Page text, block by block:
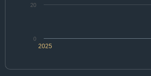
2025
0
20